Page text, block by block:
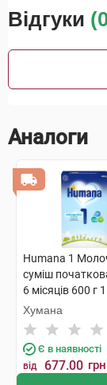
Відгуки
Аналоги
Humana 1
суміш
6 місяців 600 г 1
коробка
Хумана
Є в наявності
від 677.00 грн